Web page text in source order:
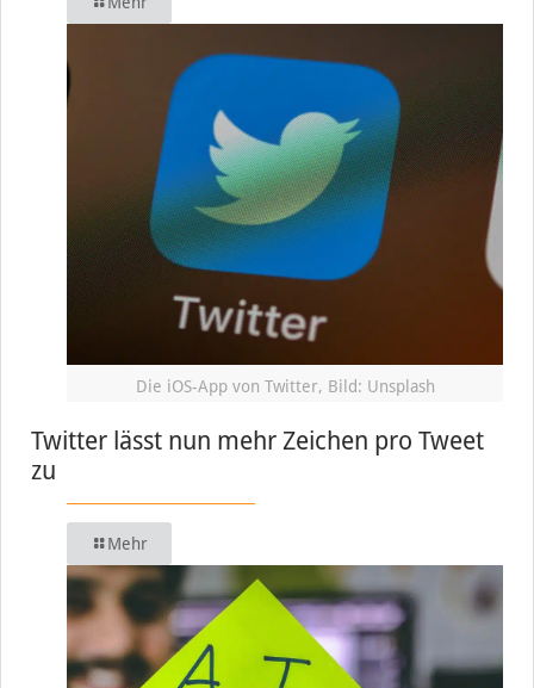
Die iOS-App von Twitter, Bild: Unsplash
Twitter lässt nun mehr Zeichen pro Tweet
zu
Mehr